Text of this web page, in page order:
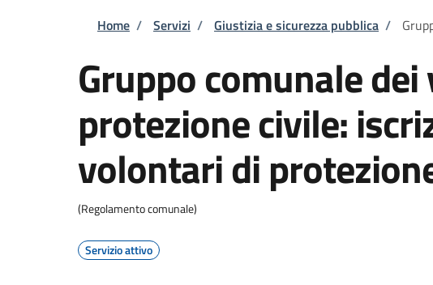
Briciole di pane
Home / Servizi / Giustizia e sicurezza pubblica /
Gruppo comunale
protezione civile:
volontari di
(Regolamento comunale)
Servizio attivo